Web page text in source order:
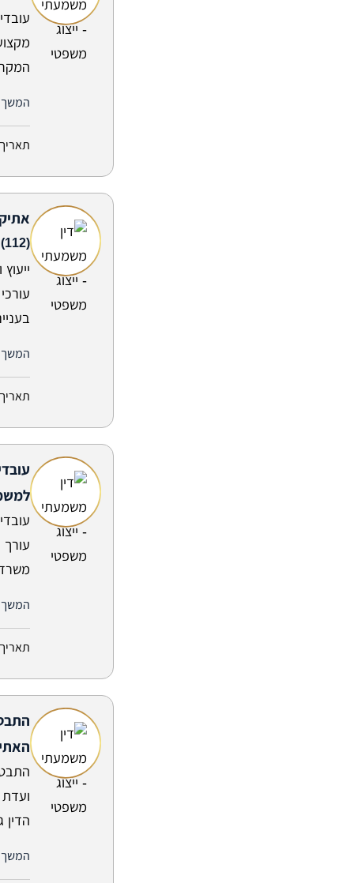
המשך
המשך
משרד
המשך
הדין
המשך